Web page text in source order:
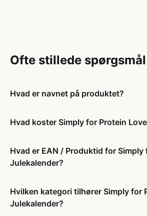
Ofte stillede spørgsmål
Hvad er navnet på produktet?
Hvad koster Simply for Protein
Hvad er EAN / Produktid for
Julekalender?
Hvilken kategori tilhører Simply for
Julekalender?